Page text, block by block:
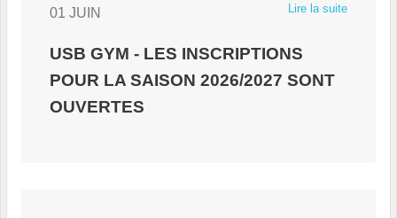
Lire la suite
01 JUIN
USB GYM - LES INSCRIPTIONS
POUR LA SAISON 2026/2027 SONT
OUVERTES